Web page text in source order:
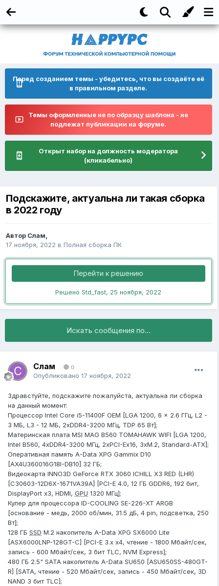
Перед созданием темы - убедитесь, что вы создаёте её
в правильном разделе.
Темы оформленные не по образцу шаблона - не
подлежат публикации на форуме.
Открыт набор на должность модератора
(кликабельно)
Подскажите, актуальна ли такая сборка
в 2022 году
Автор Слам,
17 ноября, 2022 в Полная сборка ПК
Перейти к решению
Решено Std_fast, 25 ноября, 2022
Искать сообщения по...
Слам 0
Опубликовано 17 ноября, 2022
Здравстуйте, подскажите пожалуйста, актуальна ли сборка
на данный момент:
Процессор Intel Core i5-11400F OEM [LGA 1200, 6 x 2.6 ГГц, L2 -
3 МБ, L3 - 12 МБ, 2хDDR4-3200 МГц, TDP 65 Вт];
Материнская плата MSI MAG B560 TOMAHAWK WIFI [LGA 1200,
Intel B560, 4xDDR4-3200 МГц, 2xPCI-Ex16, 3xM.2, Standard-ATX];
Оперативная память A-Data XPG Gammix D10
[AX4U360016G18I-DB10] 32 ГБ;
Видеокарта INNO3D GeForce RTX 3060 ICHILL X3 RED (LHR)
[C30603-12D6X-1671VA39A] [PCI-E 4.0, 12 ГБ GDDR6, 192 бит,
DisplayPort x3, HDMI, GPU 1320 МГц];
Кулер для процессора ID-COOLING SE-226-XT ARGB
[основание - медь, 2000 об/мин, 31.5 дБ, 4 pin, подсветка, 250
Вт];
128 ГБ SSD M.2 накопитель A-Data XPG SX6000 Lite
[ASX6000LNP-128GT-C] [PCI-E 3.x x4, чтение - 1800 Мбайт/сек,
запись - 600 Мбайт/сек, 3 бит TLC, NVM Express];
480 ГБ 2.5" SATA накопитель A-Data SU650 [ASU650SS-480GT-
R] [SATA, чтение - 520 Мбайт/сек, запись - 450 Мбайт/сек, 3D
NAND 3 бит TLC];